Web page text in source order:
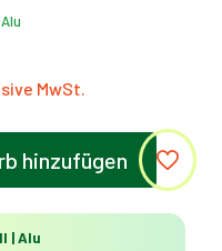
hinzufügen
| Alu